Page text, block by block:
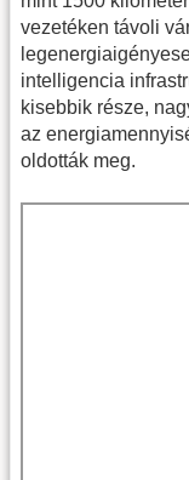
vezetéken távoli
intelligencia
kisebbik része,
az
oldották meg.